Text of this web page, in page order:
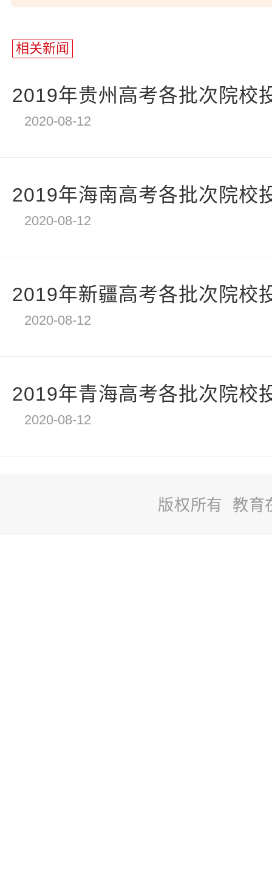
相关新闻
2019年贵州高考各批次院校
2020-08-12
2019年海南高考各批次院校
2020-08-12
2019年新疆高考各批次院校
2020-08-12
2019年青海高考各批次院校
2020-08-12
版权所有 教育